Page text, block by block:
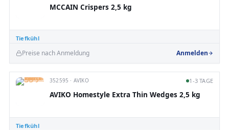
Tiefkühl
MCCAIN Crispers 2,5 kg
Preise nach Anmeldung Anmelden
Tiefkühl
352595 · AVIKO 1-3 TAGE
AVIKO Homestyle Extra Thin Wedges 2,5 kg